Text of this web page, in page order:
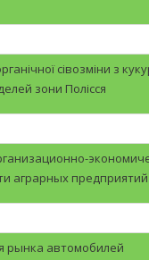
сівозміни з
зони Полісся
аграрных предприятий
рынка автомобилей